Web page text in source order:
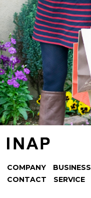
COMPANY BUSINESS
CONTACT
SERVICE